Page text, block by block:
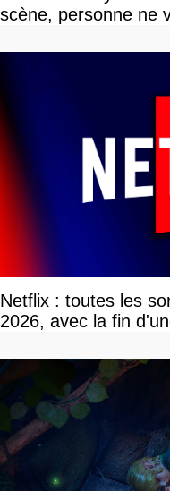
scène, personne ne
Netflix : toutes les
2026, avec la fin